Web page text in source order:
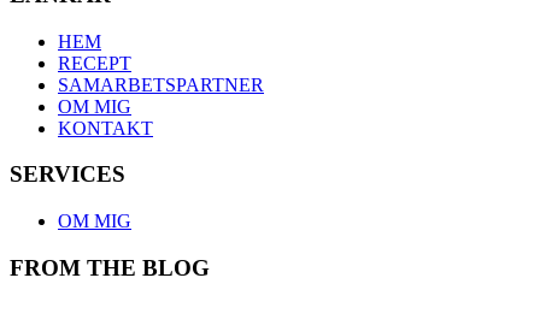
HEM
RECEPT
SAMARBETSPARTNER
OM MIG
KONTAKT
SERVICES
OM MIG
FROM THE BLOG